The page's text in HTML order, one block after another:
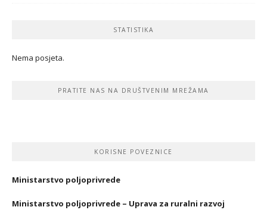
STATISTIKA
Nema posjeta.
PRATITE NAS NA DRUŠTVENIM MREŽAMA
KORISNE POVEZNICE
Ministarstvo poljoprivrede
Ministarstvo poljoprivrede – Uprava za ruralni razvoj